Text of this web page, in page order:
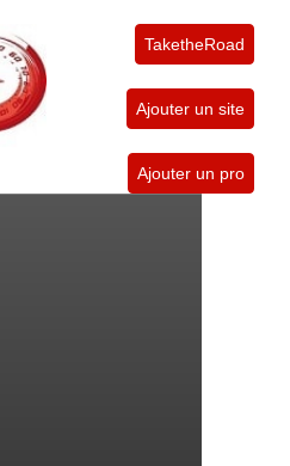
TaketheRoad
Ajouter un site
Ajouter un pro